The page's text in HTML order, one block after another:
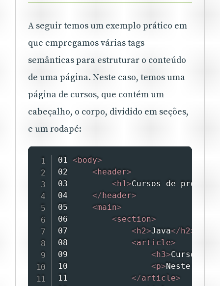
A seguir temos um exemplo prático em
que empregamos várias tags
semânticas para estruturar o conteúdo
de uma página. Neste caso, temos uma
página de cursos, que contém um
cabeçalho, o corpo, dividido em seções,
e um rodapé:
01 <body>
02 <header>
03 <h1>Cursos de
04 </header>
05 <main>
06 <section>
07 <h2>Java</h2>
08 <article>
09 <h3>Curso de
10 <p>Neste
11 </article>